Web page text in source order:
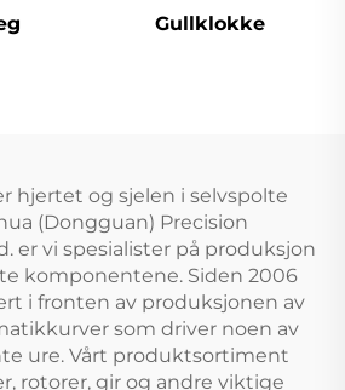
Gullklokke
hjertet og sjelen i selvspolte
(Dongguan) Precision
er vi spesialister på produksjon
komponentene. Siden 2006
i fronten av produksjonen av
som driver noen av
ure. Vårt produktsortiment
rotorer, gir og andre viktige